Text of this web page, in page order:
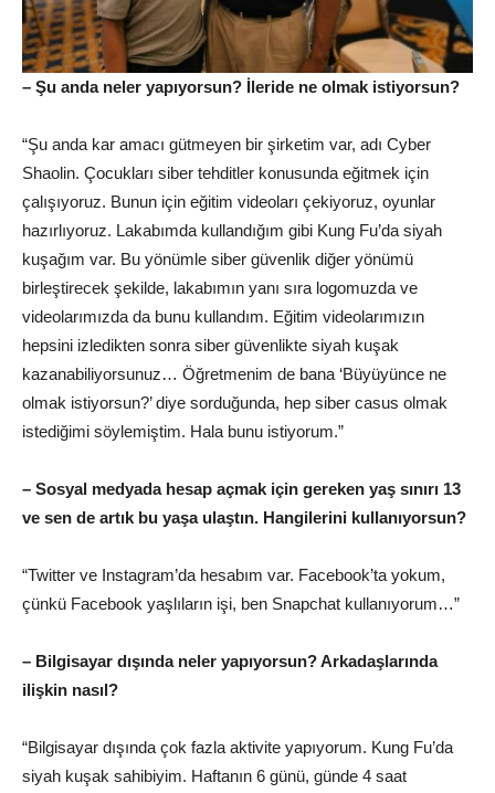
– Şu anda neler yapıyorsun? İleride ne olmak istiyorsun?
“Şu anda kar amacı gütmeyen bir şirketim var, adı Cyber
Shaolin. Çocukları siber tehditler konusunda eğitmek için
çalışıyoruz. Bunun için eğitim videoları çekiyoruz, oyunlar
hazırlıyoruz. Lakabımda kullandığım gibi Kung Fu’da siyah
kuşağım var. Bu yönümle siber güvenlik diğer yönümü
birleştirecek şekilde, lakabımın yanı sıra logomuzda ve
videolarımızda da bunu kullandım. Eğitim videolarımızın
hepsini izledikten sonra siber güvenlikte siyah kuşak
kazanabiliyorsunuz… Öğretmenim de bana ‘Büyüyünce ne
olmak istiyorsun?’ diye sorduğunda, hep siber casus olmak
istediğimi söylemiştim. Hala bunu istiyorum.”
– Sosyal medyada hesap açmak için gereken yaş sınırı 13
ve sen de artık bu yaşa ulaştın. Hangilerini kullanıyorsun?
“Twitter ve Instagram’da hesabım var. Facebook’ta yokum,
çünkü Facebook yaşlıların işi, ben Snapchat kullanıyorum…”
– Bilgisayar dışında neler yapıyorsun? Arkadaşlarında
ilişkin nasıl?
“Bilgisayar dışında çok fazla aktivite yapıyorum. Kung Fu’da
siyah kuşak sahibiyim. Haftanın 6 günü, günde 4 saat